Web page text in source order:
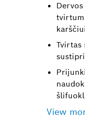
karščiui
View